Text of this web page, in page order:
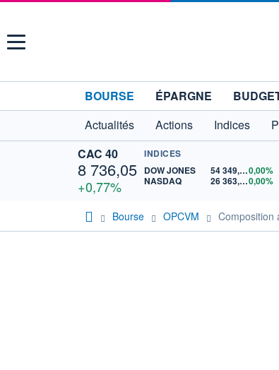
Menu
BOURSE ÉPARGNE
Actualités
Actions Indices
CAC 40
8 736,05
+0,77%
INDICES
DOW JONES
54 349,120,00%
NASDAQ
26 363,440,00%
Bourse OPCVM Composition